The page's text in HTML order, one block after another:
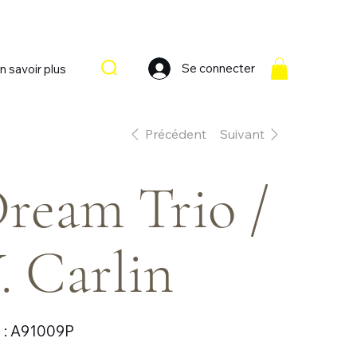
savoir plus Se connecter
Précédent Suivant
Trio /
Carlin
SKU
A91009P
A91009P